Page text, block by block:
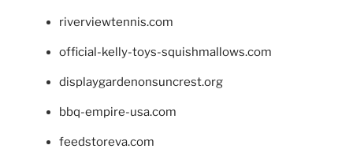
riverviewtennis.com
official-kelly-toys-squishmallows.com
displaygardenonsuncrest.org
bbq-empire-usa.com
feedstoreva.com